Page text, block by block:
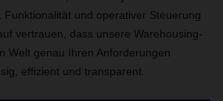
und operativer Steuerung
vertrauen, dass unsere Warehousing-
Welt genau Ihren Anforderungen
effizient und transparent.